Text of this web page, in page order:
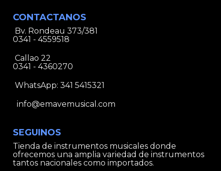
CONTACTANOS
Bv. Rondeau 373/381
0341 - 4559518
Callao 22
0341 - 4360270
WhatsApp: 341 5415321
info@emavemusical.com
SEGUINOS
Tienda de instrumentos musicales donde
ofrecemos una amplia variedad de instrumentos
tantos nacionales como importados.